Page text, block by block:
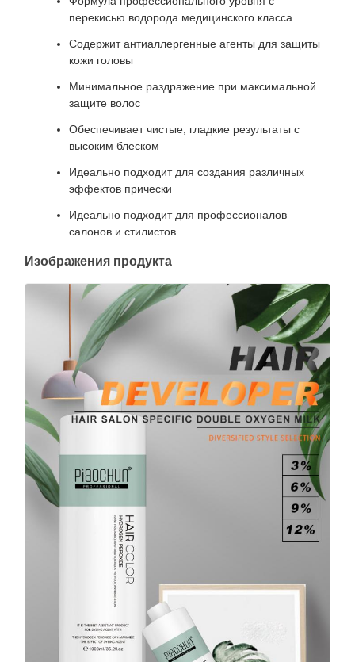
перекисью водорода медицинского класса
Содержит антиаллергенные агенты для защиты
кожи головы
Минимальное раздражение при максимальной
защите волос
Обеспечивает чистые, гладкие результаты с
высоким блеском
Идеально подходит для создания различных
эффектов прически
Идеально подходит для профессионалов
салонов и стилистов
Изображения продукта